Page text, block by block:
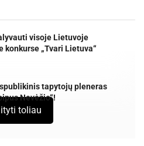
visoje Lietuvoje
konkurse „Tvari Lietuva“
tapytojų pleneras
Nevėžio“!
toliau